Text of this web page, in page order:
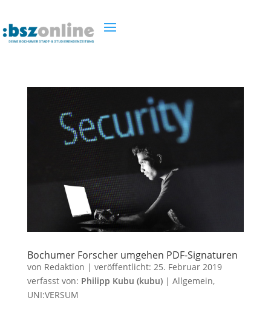
Bochumer Forscher umgehen PDF-Signaturen
von Redaktion | veröffentlicht: 25. Februar 2019
verfasst von: Philipp Kubu (kubu)| Allgemein,
UNI:VERSUM